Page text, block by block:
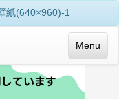
紙(640×960)-1
Menu